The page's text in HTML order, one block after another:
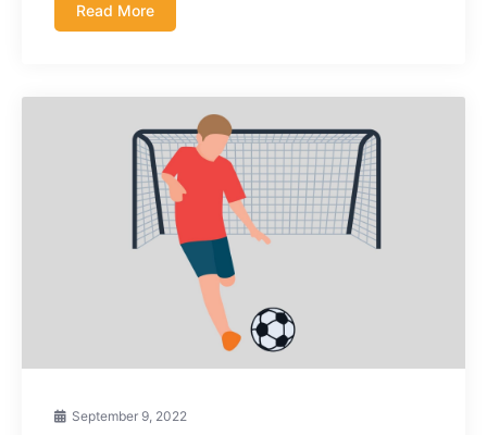
Read More
September 9, 2022